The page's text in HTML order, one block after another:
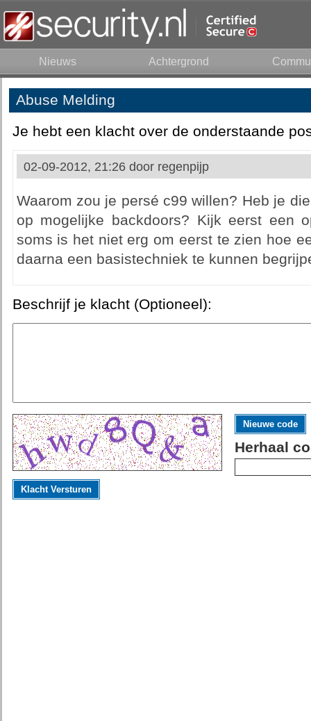
Nieuws Achtergrond
Abuse Melding
Je hebt een klacht over de onderstaande
02-09-2012, 21:26 door regenpijp
Waarom zou je persé c99 willen? Heb je
op mogelijke backdoors? Kijk eerst een
soms is het niet erg om eerst te zien hoe
daarna een basistechniek te kunnen
Beschrijf je klacht (Optioneel):
Nieuwe code
Herhaal
Klacht Versturen